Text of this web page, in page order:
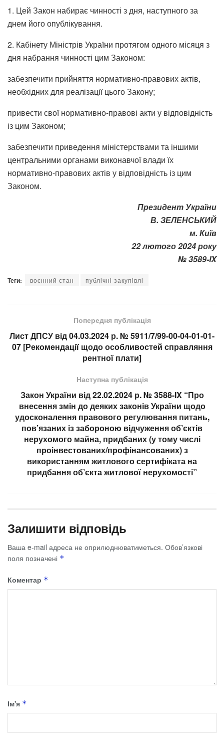
1. Цей Закон набирає чинності з дня, наступного за
днем його опублікування.
2. Кабінету Міністрів України протягом одного місяця з
дня набрання чинності цим Законом:
забезпечити прийняття нормативно-правових актів,
необхідних для реалізації цього Закону;
привести свої нормативно-правові акти у відповідність
із цим Законом;
забезпечити приведення міністерствами та іншими
центральними органами виконавчої влади їх
нормативно-правових актів у відповідність із цим
Законом.
Президент України
В. ЗЕЛЕНСЬКИЙ
м. Київ
22 лютого 2024 року
№ 3589-IX
Теги: воєнний стан публічні закупівлі
Попередня публікація
Лист ДПСУ від 04.03.2024 р. № 5911/7/99-00-04-01-01-
07 [Рекомендації щодо особливостей справляння
рентної плати]
Наступна публікація
Закон України від 22.02.2024 р. № 3588-IX “Про
внесення змін до деяких законів України щодо
удосконалення правового регулювання питань,
пов’язаних із забороною відчуження об’єктів
нерухомого майна, придбаних (у тому числі
проінвестованих/профінансованих) з
використанням житлового сертифіката на
придбання об’єкта житлової нерухомості”
Залишити відповідь
Ваша e-mail адреса не оприлюднюватиметься. Обов’язкові
поля позначені *
Коментар *
Ім'я *